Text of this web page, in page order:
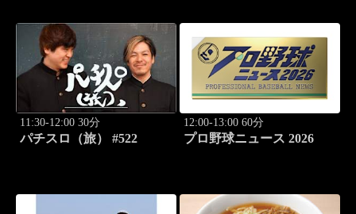
11:30-12:00 30分
パチスロ（旅） #522
12:00-13:00 60分
プロ野球ニュース 2026